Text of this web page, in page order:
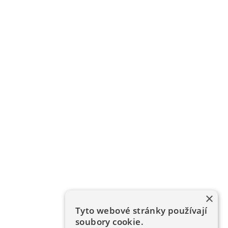
×
Tyto webové stránky používají
soubory cookie.